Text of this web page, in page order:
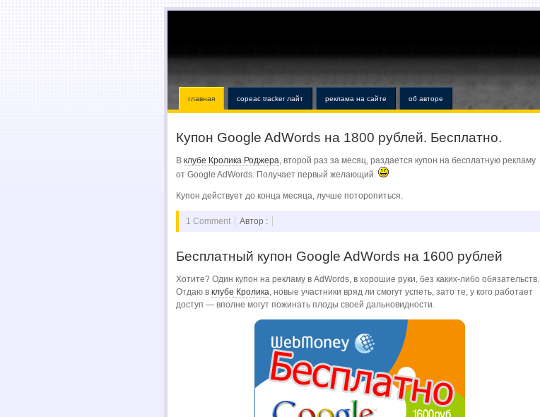
главная copeac tracker лайт реклама на сайте об авторе
Купон Google AdWords на 1800 рублей. Бесплатно.
В клубе Кролика Роджера, второй раз за месяц, раздается купон на бесплатную рекламу
от Google AdWords. Получает первый желающий.
Купон действует до конца месяца, лучше поторопиться.
1 Comment Автор :
Бесплатный купон Google AdWords на 1600 рублей
Хотите? Один купон на рекламу в AdWords, в хорошие руки, без каких-либо обязательств.
Отдаю в клубе Кролика, новые участники вряд ли смогут успеть, зато те, у кого работает
доступ — вполне могут пожинать плоды своей дальновидности.